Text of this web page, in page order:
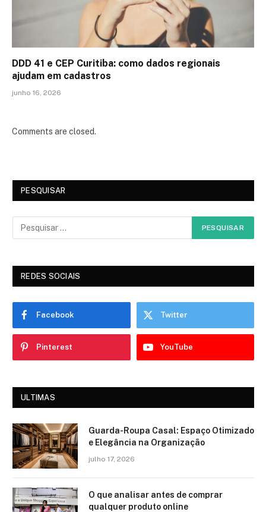
DDD 41 e CEP Curitiba: como dados regionais
ajudam em cadastros
junho 16, 2026
Comments are closed.
PESQUISAR
REDES SOCIAIS
Facebook Twitter
Pinterest YouTube
ULTIMAS
Guarda-Roupa Casal: Espaço Otimizado
e Elegância na Organização
julho 17, 2026
O que analisar antes de comprar
qualquer produto online